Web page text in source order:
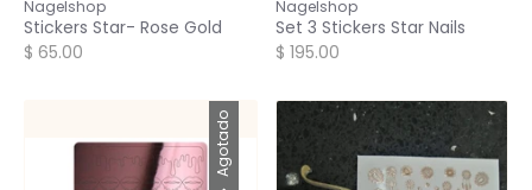
Nagelshop
Stickers Star- Rose Gold
$ 65.00
Nagelshop
Set 3 Stickers Star Nails
$ 195.00
Agotado